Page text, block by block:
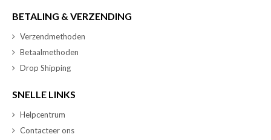
BETALING & VERZENDING
Verzendmethoden
Betaalmethoden
Drop Shipping
SNELLE LINKS
Helpcentrum
Contacteer ons